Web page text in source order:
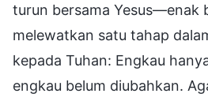
turun bersama Yesus—enak
melewatkan satu tahap
kepada Tuhan: Engkau
engkau belum diubahkan.